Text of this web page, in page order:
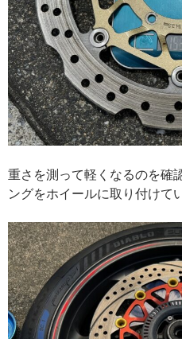
重さを測って軽くなるのを確
ングをホイールに取り付けて